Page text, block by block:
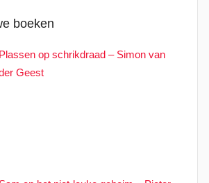
boeken
Plassen op schrikdraad – Simon van
Geest